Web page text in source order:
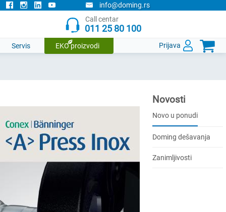
info@doming.rs
Call centar
011 25 80 100
Prijava
Servis EKO proizvodi 
Novosti
Novo u ponudi
Doming dešavanja
Zanimljivosti